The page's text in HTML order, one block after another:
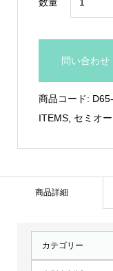
数量
面
製
問い合わ
商品コード:
ITEMS, セミオ
商品詳細
カテゴリー